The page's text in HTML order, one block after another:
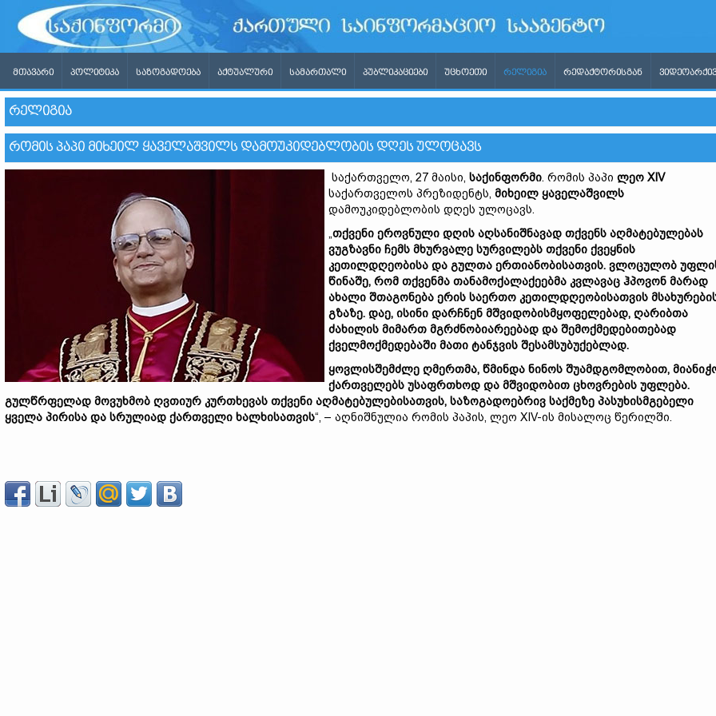
ᲛᲗᲐᲕᲐᲠᲘ ᲞᲝᲚᲘᲢᲘᲙᲐ ᲡᲐᲖᲝᲒᲐᲓᲝᲔᲑᲐ ᲐᲥᲢᲣᲐᲚᲣᲠᲘ ᲡᲐᲛᲐᲠᲗᲐᲚᲘ ᲞᲣᲑᲚᲘᲙᲐᲪᲘᲔᲑᲘ ᲣᲪᲮᲝᲔᲗᲘ ᲠᲔᲚᲘᲒᲘᲐ ᲠᲔᲓᲐᲥᲢᲝᲠᲘᲡᲒᲐᲜ
ᲠᲔᲚᲘᲒᲘᲐ
ᲠᲝᲛᲘᲡ ᲞᲐᲞᲘ ᲛᲘᲮᲔᲘᲚ ᲧᲐᲕᲔᲚᲐᲨᲕᲘᲚᲡ ᲓᲐᲛᲝᲣᲙᲘᲓᲔᲑᲚᲝᲑᲘᲡ ᲓᲦᲔᲡ ᲣᲚᲝᲪᲐᲕᲡ
საქართველო, 27 მაისი, საქინფორმი. რომის პაპი ლეო XIV
საქართველოს პრეზიდენტს, მიხეილ ყაველაშვილს
დამოუკიდებლობის დღეს ულოცავს.
„თქვენი ეროვნული დღის აღსანიშნავად თქვენს აღმატებულებას
ვუგზავნი ჩემს მხურვალე სურვილებს თქვენი ქვეყნის
კეთილდღეობისა და გულთა ერთიანობისათვის. ვლოცულობ
წინაშე, რომ თქვენმა თანამოქალაქეებმა კვლავაც ჰპოვონ მარად
ახალი შთაგონება ერის საერთო კეთილდღეობისათვის
გზაზე. დაე, ისინი დარჩნენ მშვიდობისმყოფელებად, ღარიბთა
ძახილის მიმართ მგრძნობიარეებად და შემოქმედებითებად
ქველმოქმედებაში მათი ტანჯვის შესამსუბუქებლად.
ყოვლისშემძლე ღმერთმა, წმინდა ნინოს შუამდგომლობით,
ქართველებს უსაფრთხოდ და მშვიდობით ცხოვრების უფლება.
გულწრფელად მოვუხმობ ღვთიურ კურთხევას თქვენი აღმატებულებისათვის, საზოგადოებრივ საქმეზე პასუხისმგებელი
ყველა პირისა და სრულიად ქართველი ხალხისათვის“, – აღნიშნულია რომის პაპის, ლეო XIV-ის მისალოც წერილში.